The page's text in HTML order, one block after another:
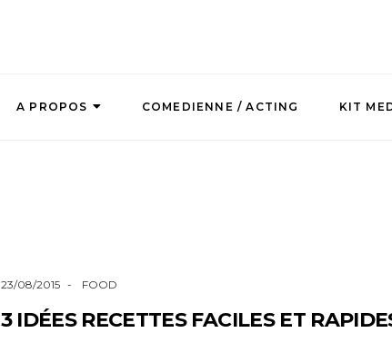
A PROPOS COMEDIENNE / ACTING KIT
23/08/2015 FOOD
3 IDÉES RECETTES FACILES ET